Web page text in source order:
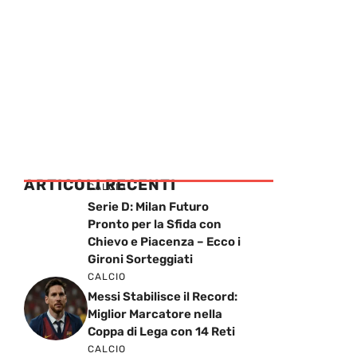
ARTICOLI RECENTI
CALCIO
Serie D: Milan Futuro
Pronto per la Sfida con
Chievo e Piacenza – Ecco i
Gironi Sorteggiati
CALCIO
Messi Stabilisce il Record:
Miglior Marcatore nella
Coppa di Lega con 14 Reti
CALCIO